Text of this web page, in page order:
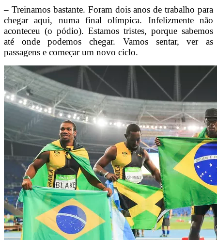
– Treinamos bastante. Foram dois anos de trabalho para
chegar aqui, numa final olímpica. Infelizmente não
aconteceu (o pódio). Estamos tristes, porque sabemos
até onde podemos chegar. Vamos sentar, ver as
passagens e começar um novo ciclo.